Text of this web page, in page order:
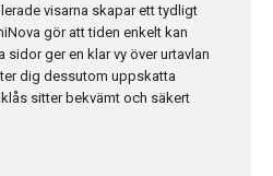
visarna skapar ett tydligt
gör att tiden enkelt kan
ger en klar vy över urtavlan
dig dessutom uppskatta
sitter bekvämt och säkert